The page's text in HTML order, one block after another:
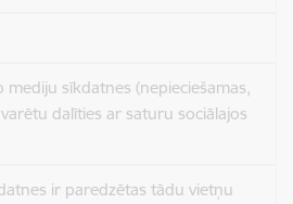
mediju sīkdatnes (nepieciešamas,
varētu dalīties ar saturu sociālajos
ir paredzētas tādu vietņu